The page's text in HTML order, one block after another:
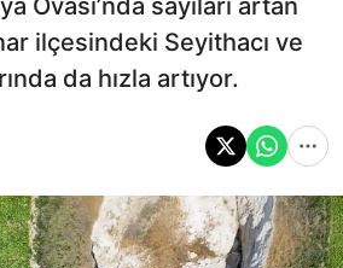
ilçesindeki Seyithacı ve
da hızla artıyor.